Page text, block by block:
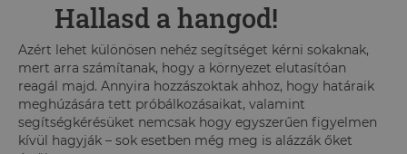
Hallasd a hangod!
Azért lehet különösen nehéz segítséget kérni sokaknak,
mert arra számítanak, hogy a környezet elutasítóan
reagál majd. Annyira hozzászoktak ahhoz, hogy határaik
meghúzására tett próbálkozásaikat, valamint
segítségkérésüket nemcsak hogy egyszerűen figyelmen
kívül hagyják – sok esetben még meg is alázzák őket